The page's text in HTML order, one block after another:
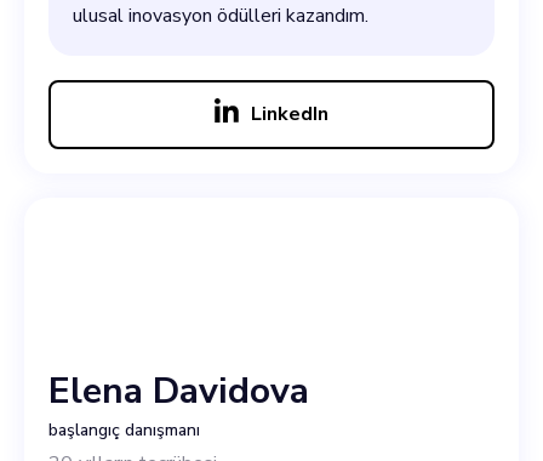
ulusal inovasyon ödülleri kazandım.
LinkedIn
Elena Davidova
başlangıç danışmanı